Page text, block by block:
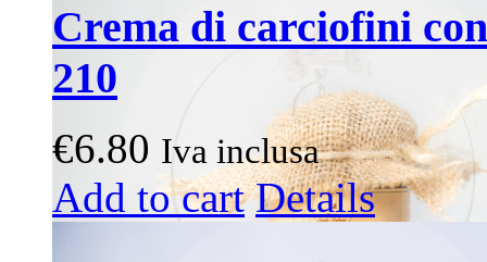
Crema di carciofini
210
€6.80 Iva inclusa
Add to cart Details